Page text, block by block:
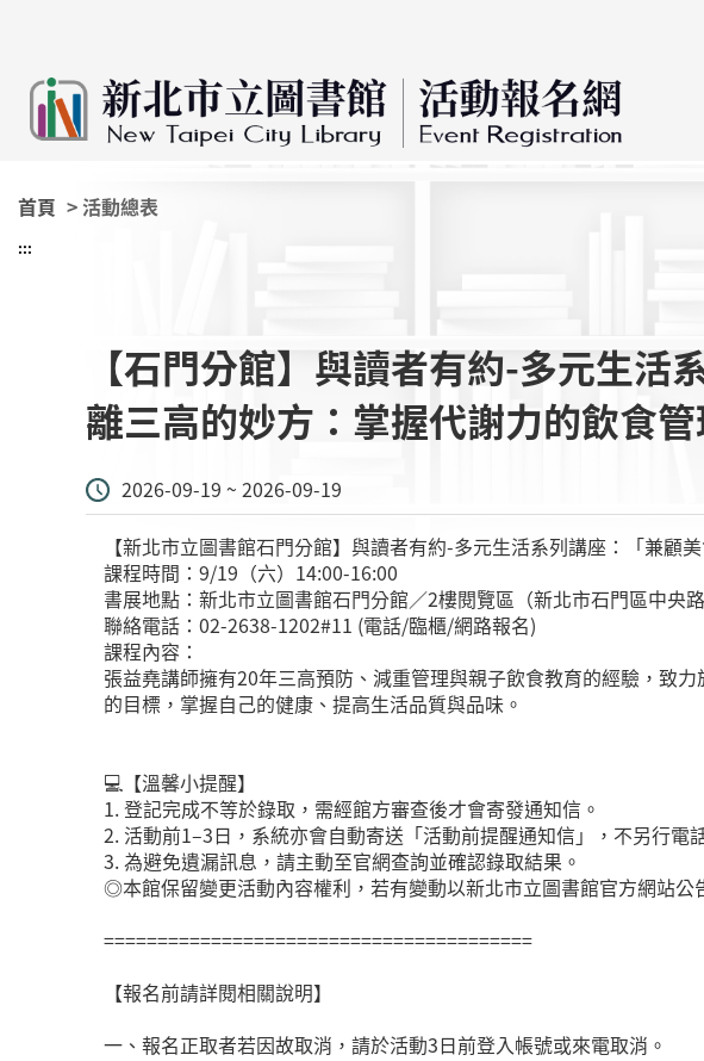
首頁 > 活動總表
:::
【石門分館】與讀者有約-多元生活
離三高的妙方：掌握代謝力的飲食管
2026-09-19 ~ 2026-09-19
【新北市立圖書館石門分館】與讀者有約-多元生活系列講座：「兼顧
課程時間：9/19（六）14:00-16:00
書展地點：新北市立圖書館石門分館／2樓閱覽區（新北市石門區中央路
聯絡電話：02-2638-1202#11 (電話/臨櫃/網路報名)
課程內容：
張益堯講師擁有20年三高預防、減重管理與親子飲食教育的經驗，致
的目標，掌握自己的健康、提高生活品質與品味。
💻【溫馨小提醒】
1. 登記完成不等於錄取，需經館方審查後才會寄發通知信。
2. 活動前1–3日，系統亦會自動寄送「活動前提醒通知信」，不另行電
3. 為避免遺漏訊息，請主動至官網查詢並確認錄取結果。
◎本館保留變更活動內容權利，若有變動以新北市立圖書館官方網站公
========================================
【報名前請詳閱相關說明】
一、報名正取者若因故取消，請於活動3日前登入帳號或來電取消。